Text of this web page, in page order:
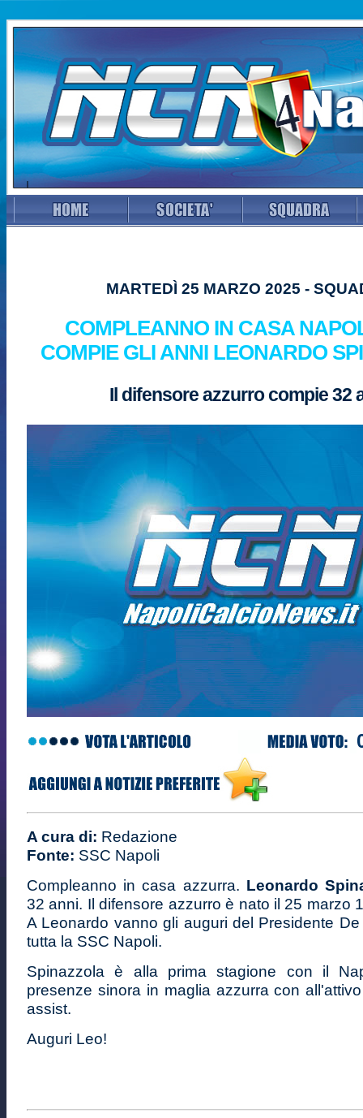
MARTEDÌ 25 MARZO 2025 -
COMPLEANNO IN CASA
COMPIE GLI ANNI LEONARDO
Il difensore azzurro compie 32
A cura di: Redazione
Fonte: SSC Napoli
Compleanno in casa azzurra. Leonardo
32 anni. Il difensore azzurro è nato il 25 marzo
A Leonardo vanno gli auguri del Presidente
tutta la SSC Napoli.
Spinazzola è alla prima stagione con il
presenze sinora in maglia azzurra con
assist.
Auguri Leo!